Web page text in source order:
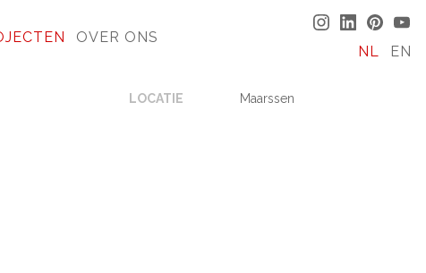
OVER ONS
NL EN
LOCATIE Maarssen